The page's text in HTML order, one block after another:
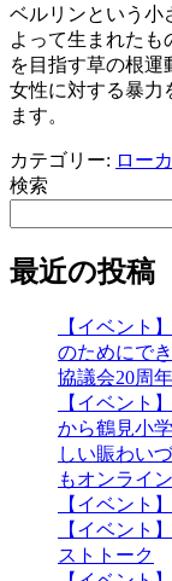
ベルリンという小
よって生まれたも
を目指す草の根運
女性に対する暴力
ます。
カテゴリー: ロー
検索
最近の投稿
【イベント
のためにで
協議会20周
【イベント
から鶴見小
しい賑わい
もオンライ
【イベント
【イベント
ストトーク